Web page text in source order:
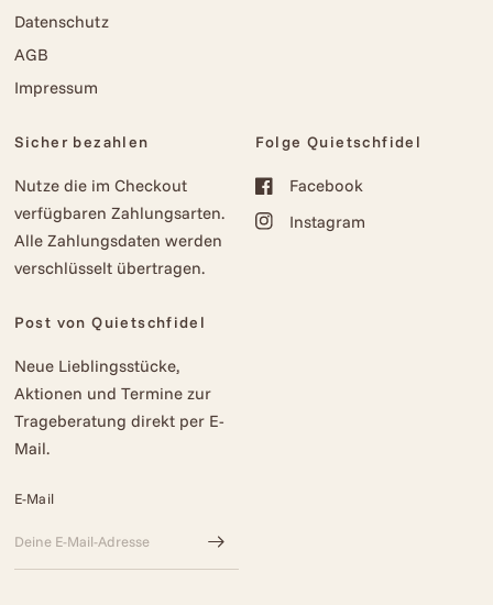
Datenschutz
AGB
Impressum
Sicher bezahlen
Nutze die im Checkout
verfügbaren Zahlungsarten.
Alle Zahlungsdaten werden
verschlüsselt übertragen.
Folge Quietschfidel
Facebook
Instagram
Post von Quietschfidel
Neue Lieblingsstücke,
Aktionen und Termine zur
Trageberatung direkt per E-
Mail.
E-Mail